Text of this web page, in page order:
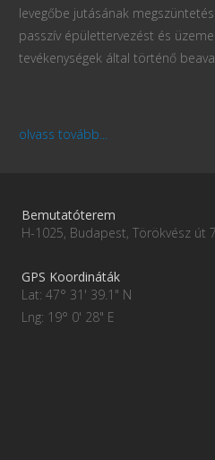
levegőbe jutásának
passzív épülettervezést és
tevékenységek által történő
olvass tovább...
Bemutatóterem
H-1025, Budapest, Törökvész út
GPS Koordináták
Lat: 47° 31' 39.1" N
Lng: 19° 0' 28" E